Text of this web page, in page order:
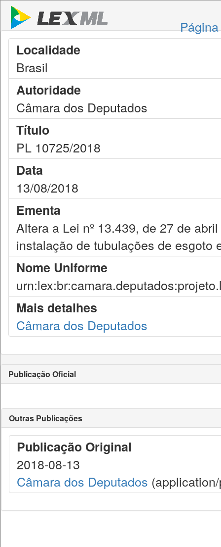
Localidade
Brasil
Autoridade
Câmara dos Deputados
Título
PL 10725/2018
Data
13/08/2018
Ementa
Altera a Lei nº 13.439, de 27 de
instalação de tubulações de esgoto
Nome Uniforme
Mais detalhes
Câmara dos Deputados
Publicação Oficial
Outras Publicações
Publicação Original
2018-08-13
Câmara dos Deputados